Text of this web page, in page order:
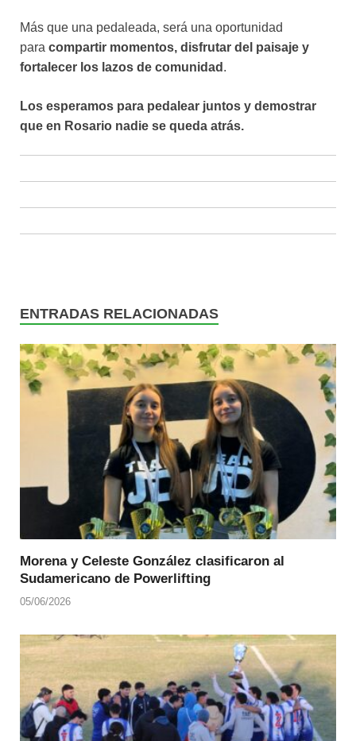
Más que una pedaleada, será una oportunidad
para compartir momentos, disfrutar del paisaje y
fortalecer los lazos de comunidad .
Los esperamos para pedalear juntos y demostrar
que en Rosario nadie se queda atrás.
ENTRADAS RELACIONADAS
Morena y Celeste González clasificaron al
Sudamericano de Powerlifting
05/06/2026